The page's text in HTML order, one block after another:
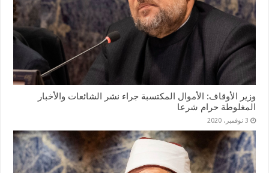
وزير الأوقاف: الأموال المكتسبة جراء نشر الشائعات والأخبار
المغلوطة حرام شرعا
3 نوفمبر، 2020